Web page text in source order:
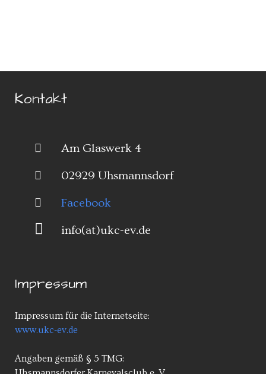
Kontakt
Am Glaswerk 4
02929 Uhsmannsdorf
Facebook
info(at)ukc-ev.de
Impressum
Impressum für die Internetseite:
www.ukc-ev.de
Angaben gemäß § 5 TMG: